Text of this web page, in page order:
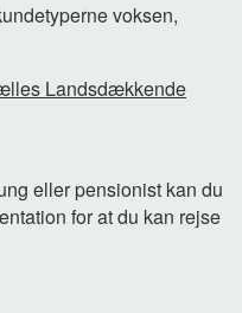
voksen,
Landsdækkende
eller pensionist kan du
for at du kan rejse